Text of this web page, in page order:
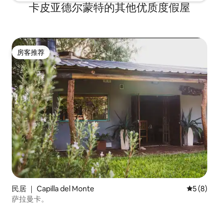
卡皮亚德尔蒙特的其他优质度假屋
房客推荐
房客推荐
民居 ｜ Capilla del Monte 平均评分
5 (8)
萨拉曼卡。